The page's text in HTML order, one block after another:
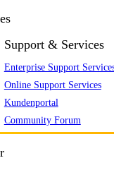
Support & Services
Enterprise Support
Online Support Services
Kundenportal
Community Forum